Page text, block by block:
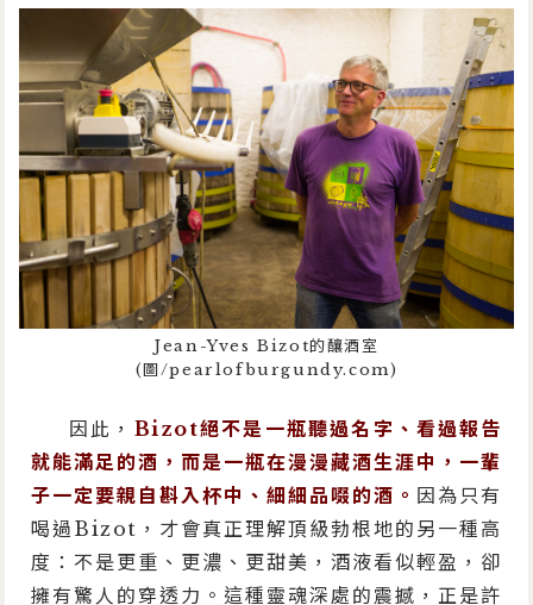
Jean-Yves Bizot的釀酒室
(圖/pearlofburgundy.com)
因此， Bizot絕不是一瓶聽過名字、看過報告
就能滿足的酒，而是一瓶在漫漫藏酒生涯中，一輩
子一定要親自斟入杯中、細細品啜的酒。 因為只有
喝過Bizot，才會真正理解頂級勃根地的另一種高
度：不是更重、更濃、更甜美，酒液看似輕盈，卻
擁有驚人的穿透力。這種靈魂深處的震撼，正是許